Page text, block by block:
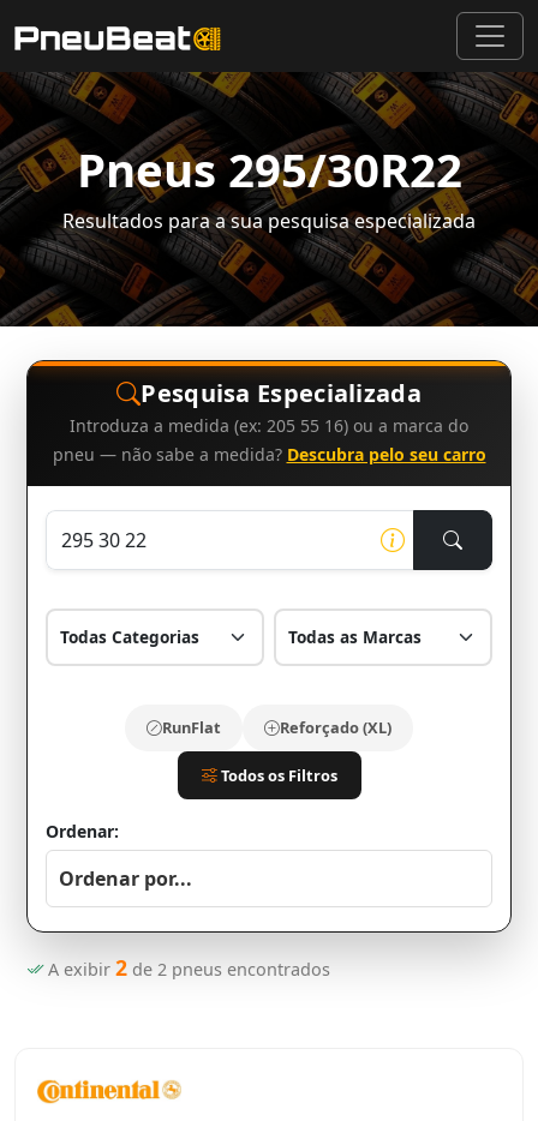
Pneus 295/30R22
Resultados para a sua pesquisa especializada
Pesquisa Especializada
Introduza a medida (ex: 205 55 16) ou a marca do
pneu — não sabe a medida? Descubra pelo seu carro
RunFlat Reforçado (XL)
Todos os Filtros
Ordenar:
A exibir 2 de 2 pneus encontrados